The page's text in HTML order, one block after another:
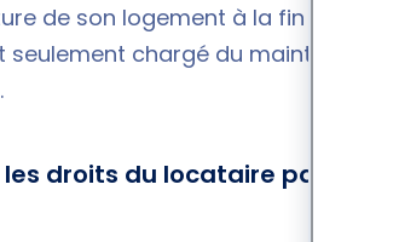
de son logement à la fin de son
seulement chargé du maintien en
droits du locataire par